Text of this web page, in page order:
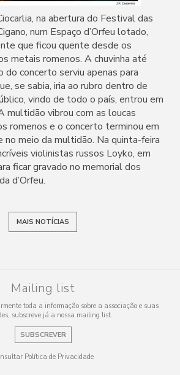
na abertura do Festival das
num Espaço d’Orfeu lotado,
que ficou quente desde os
metais romenos. A chuvinha até
do concerto serviu apenas para
se sabia, iria ao rubro dentro de
vindo de todo o país, entrou em
multidão vibrou com as loucas
romenos e o concerto terminou em
no meio da multidão. Na quinta-feira
violinistas russos Loyko, em
ficar gravado no memorial dos
d’Orfeu.
MAIS NOTÍCIAS
Mailing list
toda a informação sobre a associação e suas
subscreve já a nossa mailing list.
SUBSCREVER
Política de Privacidade